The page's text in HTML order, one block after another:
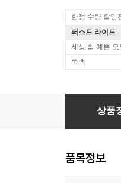
한정 수량 할인
퍼스트 라이드
세상 참 예쁜 오
룩백
Francesco
상품
품목정보